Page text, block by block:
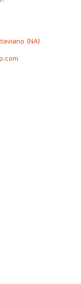
(NA)